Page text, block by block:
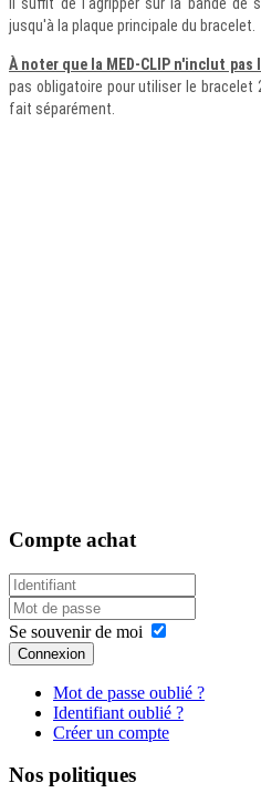
jusqu'à la plaque principale du bracelet.
À noter que la MED-CLIP n'inclut pas
pas obligatoire pour utiliser le bracelet
fait séparément.
Compte achat
Se souvenir de moi
Connexion
Mot de passe oublié ?
Identifiant oublié ?
Créer un compte
Nos politiques